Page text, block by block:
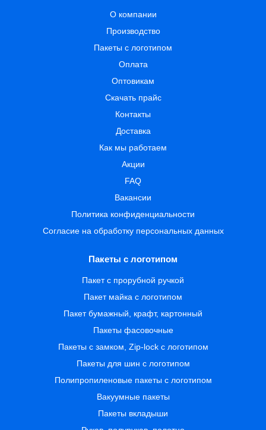
О компании
Производство
Пакеты с логотипом
Оплата
Оптовикам
Скачать прайс
Контакты
Доставка
Как мы работаем
Акции
FAQ
Вакансии
Политика конфиденциальности
Согласие на обработку персональных данных
Пакеты с логотипом
Пакет с прорубной ручкой
Пакет майка с логотипом
Пакет бумажный, крафт, картонный
Пакеты фасовочные
Пакеты с замком, Zip-lock с логотипом
Пакеты для шин с логотипом
Полипропиленовые пакеты с логотипом
Вакуумные пакеты
Пакеты вкладыши